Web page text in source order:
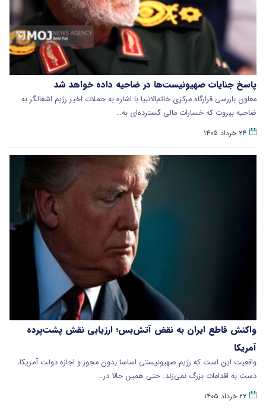
پاسخ جنایات صهیونیست‌ها در ضاحیه داده خواهد شد
معاون بازرسی قرارگاه مرکزی خاتم‌الانبیا با اشاره به حملات اخیر رژیم اشغالگر به
ضاحیه بیروت که خسارات مالی گسترده‌ای به…
۲۴ خرداد ۱۴۰۵
واکنش قاطع ایران به نقض آتش‌بس؛ ارزیابی نقش پشت‌پرده
آمریکا
واقعیت این است که رژیم صهیونیستی اساسا بدون مجوز و اجازه دولت آمریکا،
دست به اقدامات بزرگ نمی‌زند. حتی همین حالا در…
۲۲ خرداد ۱۴۰۵